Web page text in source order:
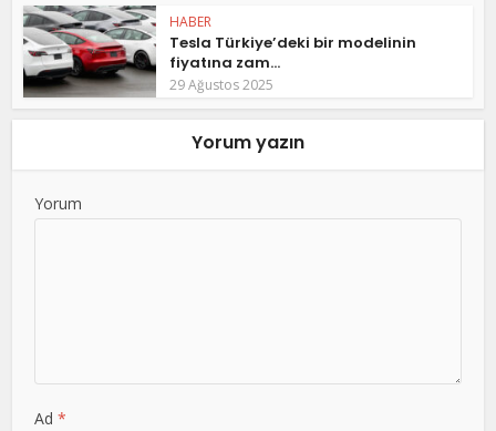
HABER
Tesla Türkiye’deki bir modelinin
fiyatına zam...
29 Ağustos 2025
Yorum yazın
Yorum
Ad*